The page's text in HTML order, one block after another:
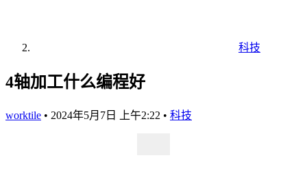
科技
4轴加工什么编程好
worktile • 2024年5月7日 上午2:22 • 科技